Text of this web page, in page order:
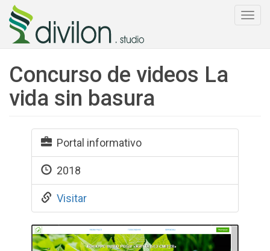
Concurso de videos La
vida sin basura
Portal informativo
2018
Visitar